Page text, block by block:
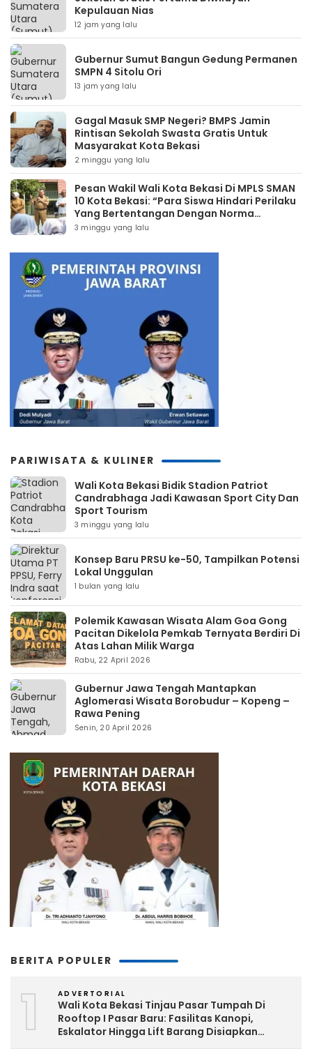
Kepulauan Nias
12 jam yang lalu
Gubernur Sumut Bangun Gedung Permanen
SMPN 4 Sitolu Ori
13 jam yang lalu
Gagal Masuk SMP Negeri? BMPS Jamin
Rintisan Sekolah Swasta Gratis Untuk
Masyarakat Kota Bekasi
2 minggu yang lalu
Pesan Wakil Wali Kota Bekasi Di MPLS SMAN
10 Kota Bekasi: “Para Siswa Hindari Perilaku
Yang Bertentangan Dengan Norma
Masyarakat Maupun Agama”
3 minggu yang lalu
PARIWISATA & KULINER
Wali Kota Bekasi Bidik Stadion Patriot
Candrabhaga Jadi Kawasan Sport City Dan
Sport Tourism
3 minggu yang lalu
Konsep Baru PRSU ke-50, Tampilkan Potensi
Lokal Unggulan
1 bulan yang lalu
Polemik Kawasan Wisata Alam Goa Gong
Pacitan Dikelola Pemkab Ternyata Berdiri Di
Atas Lahan Milik Warga
Rabu, 22 April 2026
Gubernur Jawa Tengah Mantapkan
Aglomerasi Wisata Borobudur – Kopeng –
Rawa Pening
Senin, 20 April 2026
BERITA POPULER
1 ADVERTORIAL
Wali Kota Bekasi Tinjau Pasar Tumpah Di
Rooftop I Pasar Baru: Fasilitas Kanopi,
Eskalator Hingga Lift Barang Disiapkan